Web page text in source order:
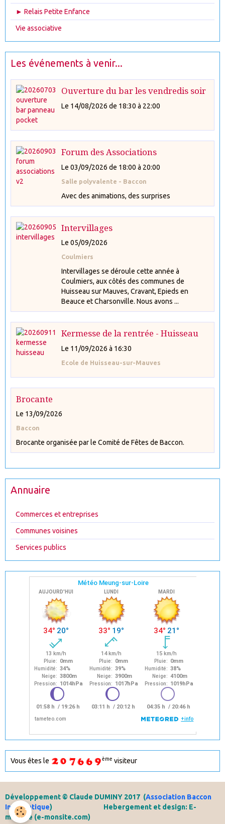
► Relais Petite Enfance
Vie associative
Les événements à venir...
Ouverture du bar les vendredis soir
Le 14/08/2026 de 18:30 à 22:00
Forum des Associations
Le 03/09/2026 de 18:00 à 20:00
Salle polyvalente - Baccon
Avec des animations, des surprises
Intervillages
Le 05/09/2026
Coulmiers
Intervillages se déroule cette année à
Coulmiers, aux côtés des communes de
Huisseau sur Mauves, Cravant, Epieds en
Beauce et Charsonville. Nous avons ...
Kermesse de la rentrée - Huisseau
Le 11/09/2026 à 16:30
Ecole de Huisseau-sur-Mauves
Brocante
Le 13/09/2026
Baccon
Brocante organisée par le Comité de Fêtes de Baccon.
Annuaire
Commerces et entreprises
Communes voisines
Services publics
Vous êtes le ème visiteur
Développement © Claude DUMINY 2017 (Association Baccon
Informatique) Hebergement et design: E-
monsite (e-monsite.com)